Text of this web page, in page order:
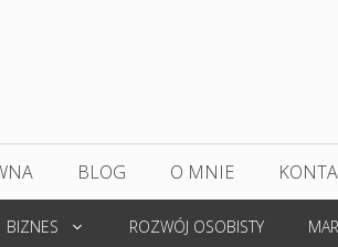
BLOG O MNIE
BIZNES ROZWÓJ OSOBISTY